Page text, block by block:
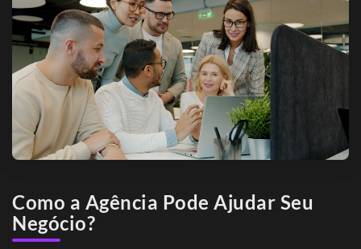
Como a Agência Pode Ajudar Seu
Negócio?